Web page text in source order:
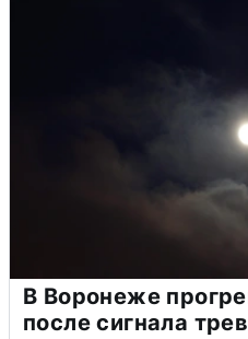
В Воронеже
после сигнала